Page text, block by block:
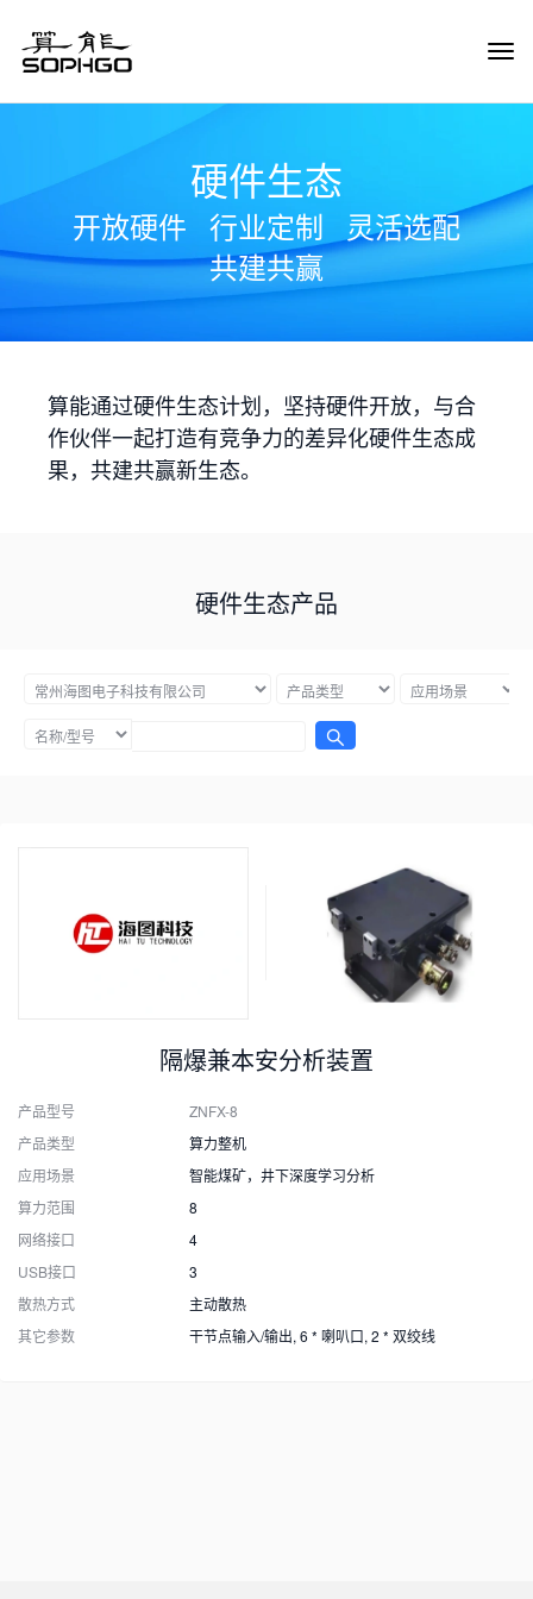
硬件生态
开放硬件 行业定制
灵活选配
共建共赢
算能通过硬件生态计划，坚持硬件开放，与合
作伙伴一起打造有竞争力的差异化硬件生态成
果，共建共赢新生态。
硬件生态产品
隔爆兼本安分析装置
产品型号
ZNFX-8
产品类型
算力整机
应用场景
智能煤矿，井下深度学习分析
算力范围
8
网络接口
4
USB接口
3
散热方式
主动散热
其它参数
干节点输入/输出, 6 * 喇叭口, 2 * 双绞线